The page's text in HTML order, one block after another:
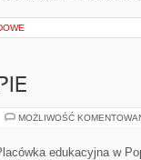
MOŻLIWOŚĆ
edukacyjna w